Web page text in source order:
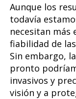
Aunque los
todavía
necesitan más
fiabilidad de
Sin embargo,
pronto
invasivos y
visión y a